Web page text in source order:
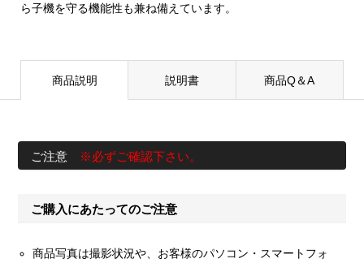
ら子機を守る機能性も兼ね備えています。
商品説明 説明書 商品Q＆A
ご注意 ※必ずご確認下さい。
ご購入にあたってのご注意
商品写真は撮影状況や、お客様のパソコン・スマートフォ